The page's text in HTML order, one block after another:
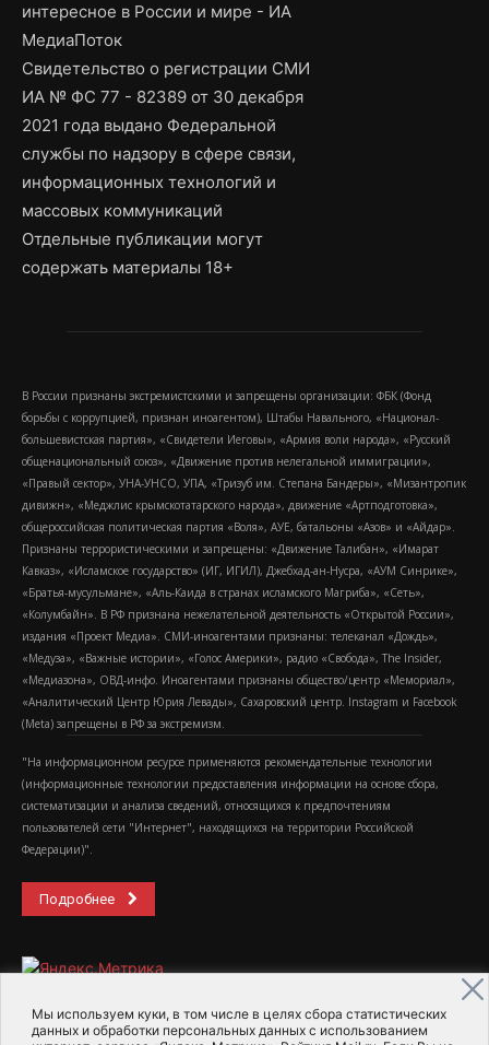
Мы используем куки, в том числе в целях сбора статистических
данных и обработки персональных данных с использованием
интересное в России и мире - ИА
МедиаПоток
Свидетельство о регистрации СМИ
ИА № ФС 77 - 82389 от 30 декабря
2021 года выдано Федеральной
службы по надзору в сфере связи,
информационных технологий и
массовых коммуникаций
Отдельные публикации могут
содержать материалы 18+
В России признаны экстремистскими и запрещены организации: ФБК (Фонд
борьбы с коррупцией, признан иноагентом), Штабы Навального, «Национал-
большевистская партия», «Свидетели Иеговы», «Армия воли народа», «Русский
общенациональный союз», «Движение против нелегальной иммиграции»,
«Правый сектор», УНА-УНСО, УПА, «Тризуб им. Степана Бандеры», «Мизантропик
дивижн», «Меджлис крымскотатарского народа», движение «Артподготовка»,
общероссийская политическая партия «Воля», АУЕ, батальоны «Азов» и «Айдар».
Признаны террористическими и запрещены: «Движение Талибан», «Имарат
Кавказ», «Исламское государство» (ИГ, ИГИЛ), Джебхад-ан-Нусра, «АУМ Синрике»,
«Братья-мусульмане», «Аль-Каида в странах исламского Магриба», «Сеть»,
«Колумбайн». В РФ признана нежелательной деятельность «Открытой России»,
издания «Проект Медиа». СМИ-иноагентами признаны: телеканал «Дождь»,
«Медуза», «Важные истории», «Голос Америки», радио «Свобода», The Insider,
«Медиазона», ОВД-инфо. Иноагентами признаны общество/центр «Мемориал»,
«Аналитический Центр Юрия Левады», Сахаровский центр. Instagram и Facebook
(Metа) запрещены в РФ за экстремизм.
"На информационном ресурсе применяются рекомендательные технологии
(информационные технологии предоставления информации на основе сбора,
систематизации и анализа сведений, относящихся к предпочтениям
пользователей сети "Интернет", находящихся на территории Российской
Федерации)".
Подробнее